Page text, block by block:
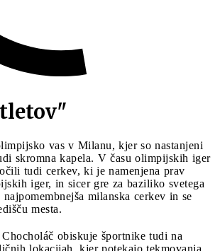
vas v Milanu, kjer so nastanjeni
skromna kapela. V času olimpijskih iger
tudi cerkev, ki je namenjena prav
iger, in sicer gre za baziliko svetega
milanska cerkev in se
mesta.
obiskuje športnike tudi na
lokacijah, kjer potekajo tekmovanja.